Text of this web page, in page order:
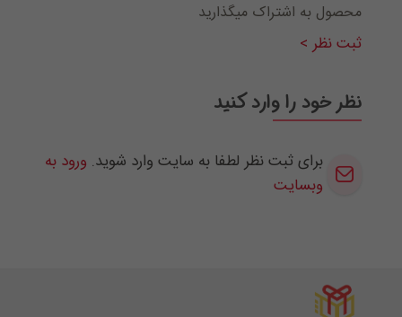
محصول به اشتراک میگذارید
ثبت نظر >
نظر خود را وارد کنید
برای ثبت نظر لطفا به سایت وارد شوید. ورود به
وبسایت